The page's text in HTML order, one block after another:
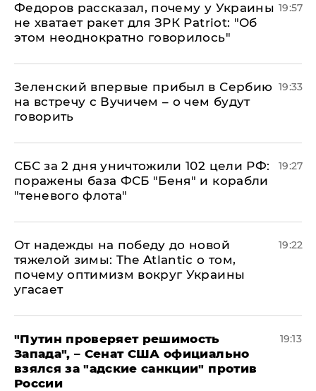
Федоров рассказал, почему у Украины
не хватает ракет для ЗРК Patriot: "Об
этом неоднократно говорилось"
19:57
Зеленский впервые прибыл в Сербию
на встречу с Вучичем – о чем будут
говорить
19:33
СБС за 2 дня уничтожили 102 цели РФ:
поражены база ФСБ "Беня" и корабли
"теневого флота"
19:27
От надежды на победу до новой
тяжелой зимы: The Atlantic о том,
почему оптимизм вокруг Украины
угасает
19:22
"Путин проверяет решимость
Запада", – Сенат США официально
взялся за "адские санкции" против
России
19:13